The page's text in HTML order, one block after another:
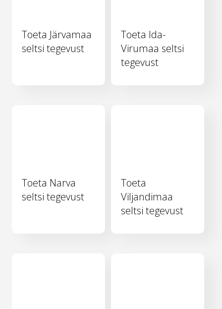
Toeta Järvamaa
seltsi tegevust
Toeta Ida-
Virumaa seltsi
tegevust
Toeta Narva
seltsi tegevust
Toeta
Viljandimaa
seltsi tegevust